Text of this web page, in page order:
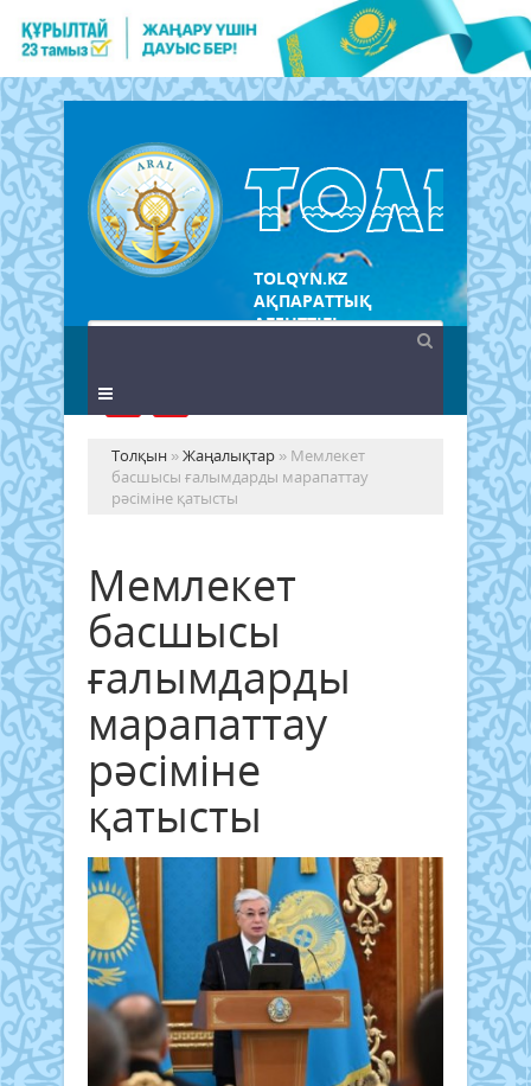
TOLQYN.KZ
АҚПАРАТТЫҚ
АГЕНТТІГІ
Толқын »Жаңалықтар » Мемлекет
басшысы ғалымдарды марапаттау
рәсіміне қатысты
Мемлекет
басшысы
ғалымдарды
марапаттау
рәсіміне
қатысты